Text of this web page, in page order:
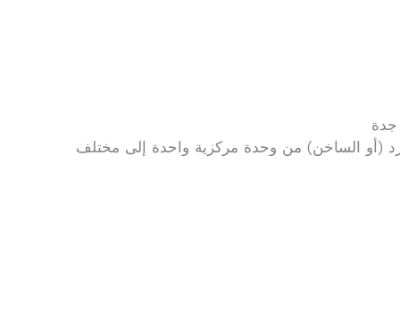
جدة
(أو الساخن) من وحدة مركزية واحدة إلى مختلف